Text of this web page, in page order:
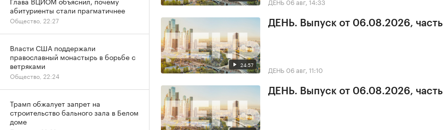
24:57
ДЕНЬ. Выпуск от 06.08.2026, часть
ДЕНЬ 06 авг, 11:10
ДЕНЬ. Выпуск от 06.08.2026, часть
абитуриенты стали прагматичнее
Общество, 22:27
Власти США поддержали
православный монастырь в борьбе с
ветряками
Общество, 22:24
Трамп обжалует запрет на
строительство бального зала в Белом
доме